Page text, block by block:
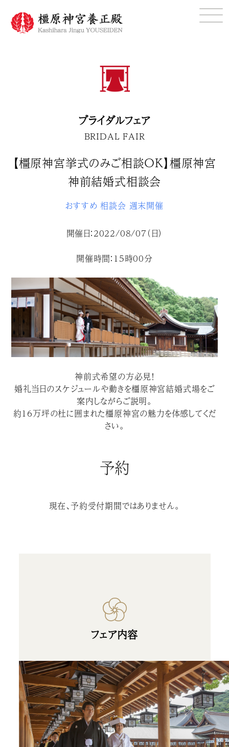
ブライダルフェア
BRIDAL FAIR
【橿原神宮挙式のみご相談ＯＫ】橿原神宮
神前結婚式相談会
おすすめ 相談会 週末開催
開催日：2022/08/07（日）
開催時間：15時00分
神前式希望の方必見！
婚礼当日のスケジュールや動きを橿原神宮結婚式場をご
案内しながらご説明。
約１６万坪の杜に囲まれた橿原神宮の魅力を体感してくだ
さい。
予約
現在、予約受付期間ではありません。
フェア内容